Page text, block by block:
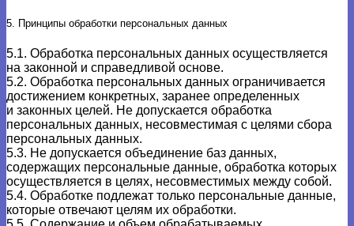
5. Принципы обработки персональных данных
5.1. Обработка персональных данных осуществляется
на законной и справедливой основе.
5.2. Обработка персональных данных ограничивается
достижением конкретных, заранее определенных
и законных целей. Не допускается обработка
персональных данных, несовместимая с целями сбора
персональных данных.
5.3. Не допускается объединение баз данных,
содержащих персональные данные, обработка которых
осуществляется в целях, несовместимых между собой.
5.4. Обработке подлежат только персональные данные,
которые отвечают целям их обработки.